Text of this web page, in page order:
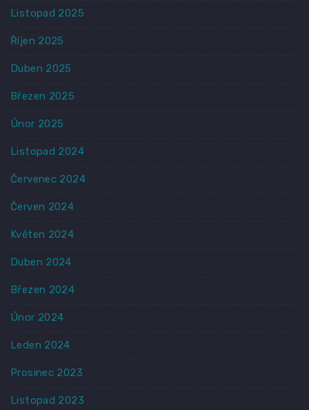
Listopad 2025
Říjen 2025
Duben 2025
Březen 2025
Únor 2025
Listopad 2024
Červenec 2024
Červen 2024
Květen 2024
Duben 2024
Březen 2024
Únor 2024
Leden 2024
Prosinec 2023
Listopad 2023